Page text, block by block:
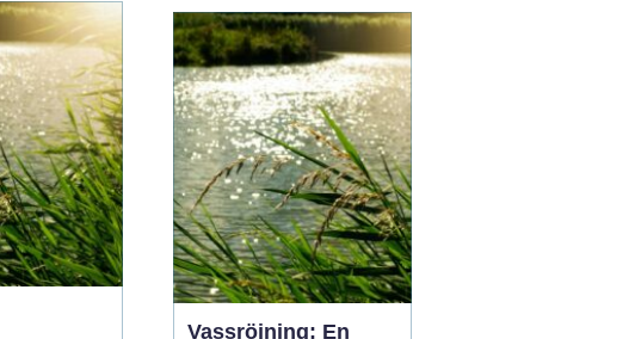
i ett vanligt bostadsrum.
Fukt, damm, spån och
mekaniskt slitage kan
snabbt skapa problem
om komponenterna inte
är rätt valda.02 augusti
2026
Vassröjning: En